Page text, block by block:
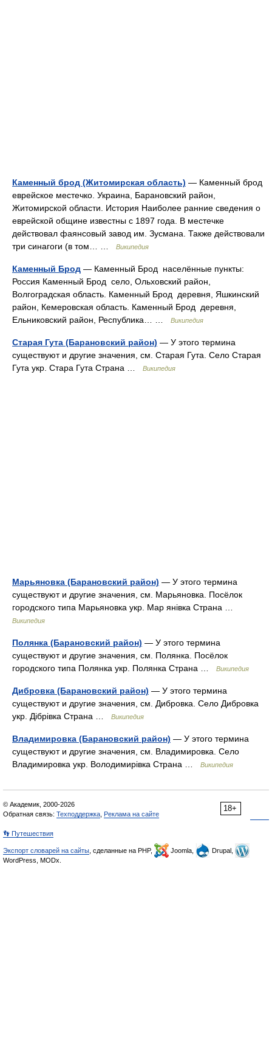
Каменный брод (Житомирская область) — Каменный брод
еврейское местечко. Украина, Барановский район,
Житомирской области. История Наиболее ранние сведения о
еврейской общине известны с 1897 года. В местечке
действовал фаянсовый завод им. Зусмана. Также действовали
три синагоги (в том… …
Википедия
Каменный Брод — Каменный Брод населённые пункты:
Россия Каменный Брод село, Ольховский район,
Волгоградская область. Каменный Брод деревня, Яшкинский
район, Кемеровская область. Каменный Брод деревня,
Ельниковский район, Республика… …
Википедия
Старая Гута (Барановский район) — У этого термина
существуют и другие значения, см. Старая Гута. Село Старая
Гута укр. Стара Гута Страна …
Википедия
Марьяновка (Барановский район) — У этого термина
существуют и другие значения, см. Марьяновка. Посёлок
городского типа Марьяновка укр. Мар янівка Страна …
Википедия
Полянка (Барановский район) — У этого термина
существуют и другие значения, см. Полянка. Посёлок
городского типа Полянка укр. Полянка Страна …
Википедия
Дибровка (Барановский район) — У этого термина
существуют и другие значения, см. Дибровка. Село Дибровка
укр. Дібрівка Страна …
Википедия
Владимировка (Барановский район) — У этого термина
существуют и другие значения, см. Владимировка. Село
Владимировка укр. Володимирівка Страна …
Википедия
18+
© Академик, 2000-2026
Обратная связь: Техподдержка Реклама на сайте
👣 Путешествия
Экспорт словарей на сайты , сделанные на PHP, Joomla,
Drupal,
WordPress, MODx.